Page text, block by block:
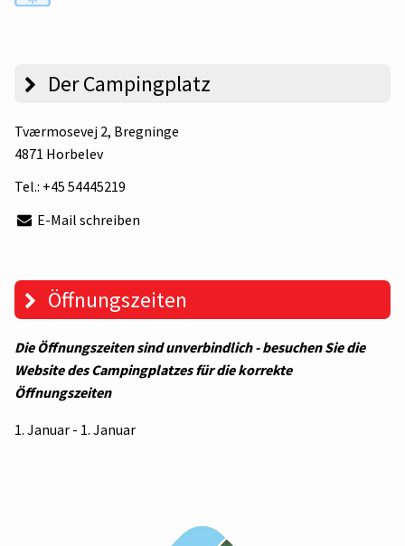
Der Campingplatz
Tværmosevej 2, Bregninge
4871 Horbelev
Tel.: +45 54445219
E-Mail schreiben
Öffnungszeiten
Die Öffnungszeiten sind unverbindlich - besuchen Sie die
Website des Campingplatzes für die korrekte
Öffnungszeiten
1. Januar - 1. Januar